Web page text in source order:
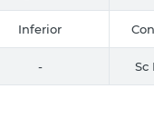
Inferior
- Sc